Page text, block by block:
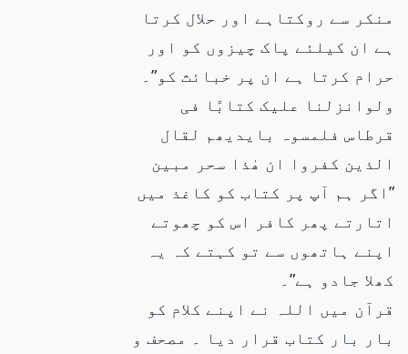
منکر سے روکتاہے اور حلال کرتا
ہے ان کیلئے پاک چیزوں کو اور
حرام کرتا ہے ان پر خبائث کو”۔
ولوانزلنا علیک کتابًا فی
قرطاس فلمسوہ بایدیھم لقال
الذین کفروا ان ھٰذا سحر مبین
”اگر ہم آپ پر کتاب کو کاغذ میں
اتارتے پھر کافر اس کو چھوتے
اپنے ہاتھوں سے تو کہتے کہ یہ
کھلا جادو ہے”۔
قرآن میں اللہ نے اپنے کلام کو
بار بار کتاب قرار دیا ۔ مصحف و